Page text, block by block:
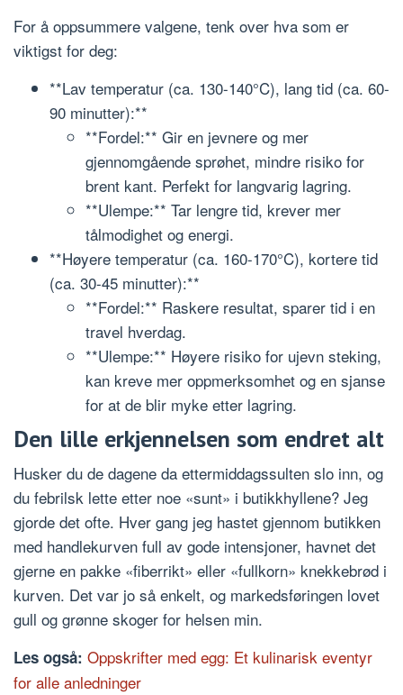
For å oppsummere valgene, tenk over hva som er
viktigst for deg:
**Lav temperatur (ca. 130-140°C), lang tid (ca. 60-
90 minutter):**
**Fordel:** Gir en jevnere og mer
gjennomgående sprøhet, mindre risiko for
brent kant. Perfekt for langvarig lagring.
**Ulempe:** Tar lengre tid, krever mer
tålmodighet og energi.
**Høyere temperatur (ca. 160-170°C), kortere tid
(ca. 30-45 minutter):**
**Fordel:** Raskere resultat, sparer tid i en
travel hverdag.
**Ulempe:** Høyere risiko for ujevn steking,
kan kreve mer oppmerksomhet og en sjanse
for at de blir myke etter lagring.
Den lille erkjennelsen som endret alt
Husker du de dagene da ettermiddagssulten slo inn, og
du febrilsk lette etter noe «sunt» i butikkhyllene? Jeg
gjorde det ofte. Hver gang jeg hastet gjennom butikken
med handlekurven full av gode intensjoner, havnet det
gjerne en pakke «fiberrikt» eller «fullkorn» knekkebrød i
kurven. Det var jo så enkelt, og markedsføringen lovet
gull og grønne skoger for helsen min.
Les også: Oppskrifter med egg: Et kulinarisk eventyr
for alle anledninger